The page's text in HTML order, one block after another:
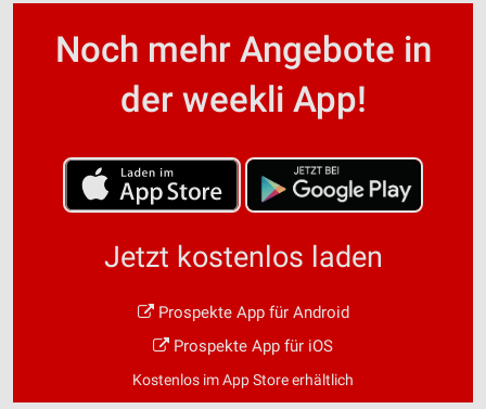
Noch mehr Angebote in
der weekli App!
Jetzt kostenlos laden
Prospekte App für Android
Prospekte App für iOS
Kostenlos im App Store erhältlich